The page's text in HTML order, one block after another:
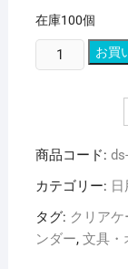
在庫100個
務
ト)
ナ
バ
ヤ
お買
商品コード:
カテゴリー:
タグ: クリア
ンダー, 文具・